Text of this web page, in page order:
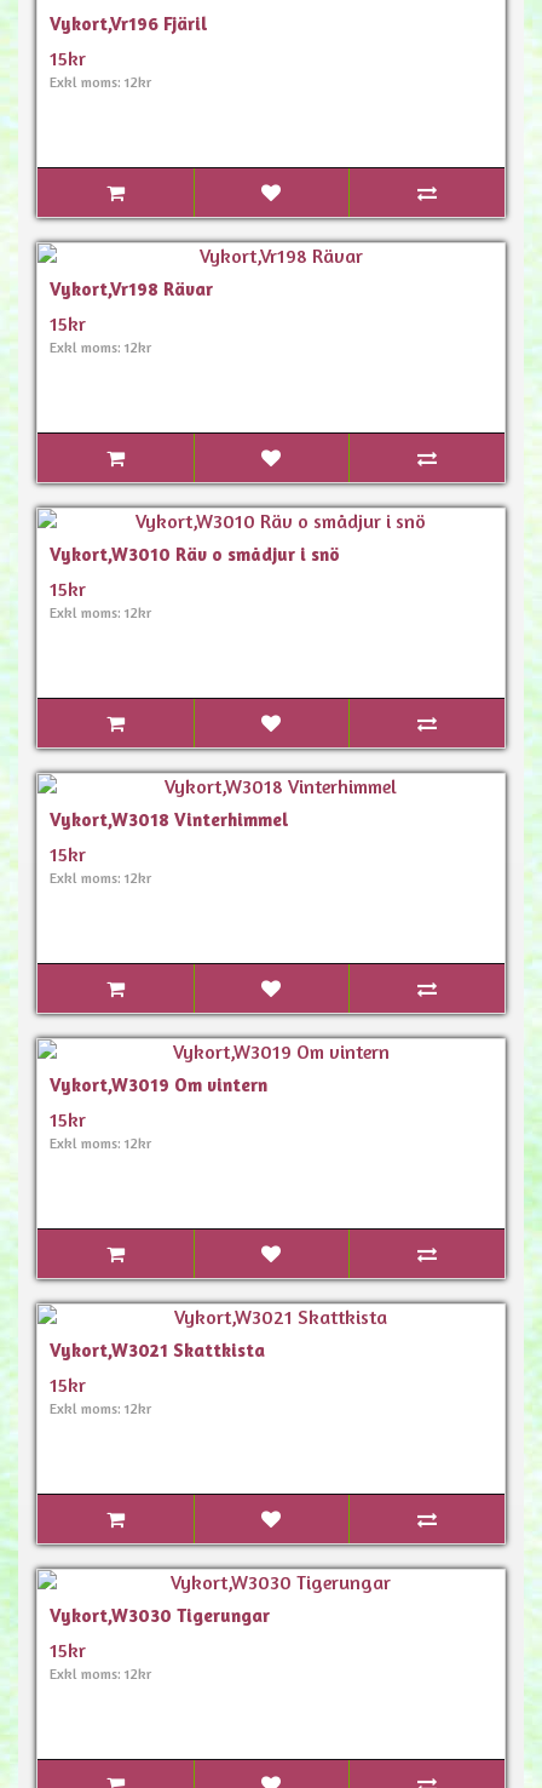
Vykort,Vr196 Fjäril
15kr
Exkl moms: 12kr
Vykort,Vr198 Rävar
15kr
Exkl moms: 12kr
Vykort,W3010 Räv o smådjur i snö
15kr
Exkl moms: 12kr
Vykort,W3018 Vinterhimmel
15kr
Exkl moms: 12kr
Vykort,W3019 Om vintern
15kr
Exkl moms: 12kr
Vykort,W3021 Skattkista
15kr
Exkl moms: 12kr
Vykort,W3030 Tigerungar
15kr
Exkl moms: 12kr